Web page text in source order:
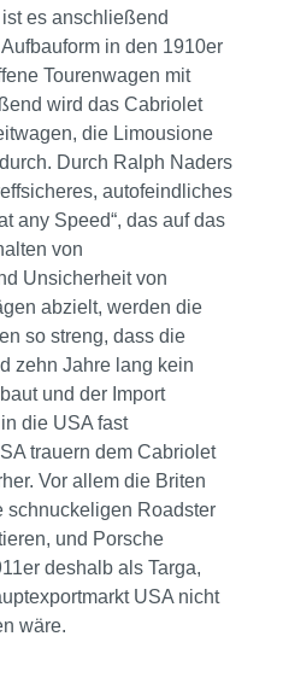
es anschließend
in den 1910er
Tourenwagen mit
wird das Cabriolet
die Limousione
Durch Ralph Naders
autofeindliches
any Speed“, das auf das
von
Unsicherheit von
abzielt, werden die
so streng, dass die
zehn Jahre lang kein
und der Import
die USA fast
trauern dem Cabriolet
Vor allem die Briten
schnuckeligen Roadster
und Porsche
deshalb als Targa,
USA nicht
wäre.